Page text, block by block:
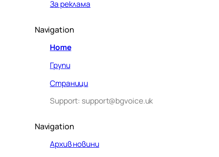
За реклама
Navigation
Home
Групи
Страници
Support: support@bgvoice.uk
Navigation
Архив новини